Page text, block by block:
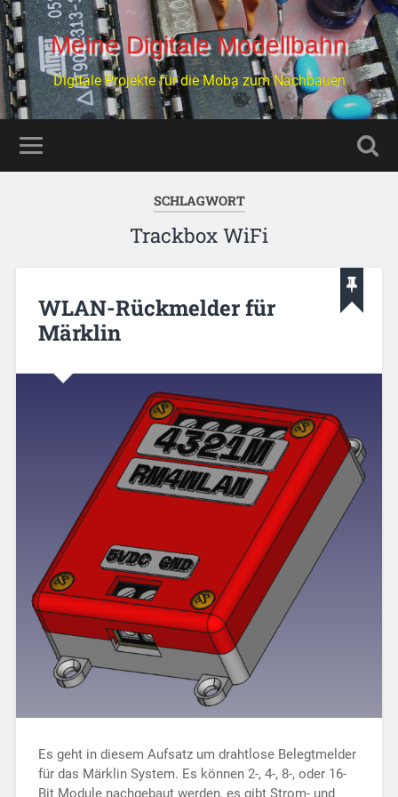
Meine Digitale Modellbahn
Digitale Projekte für die Moba zum Nachbauen
SCHLAGWORT
Trackbox WiFi
WLAN-Rückmelder für
Märklin
Es geht in diesem Aufsatz um drahtlose Belegtmelder
für das Märklin System. Es können 2-, 4-, 8-, oder 16-